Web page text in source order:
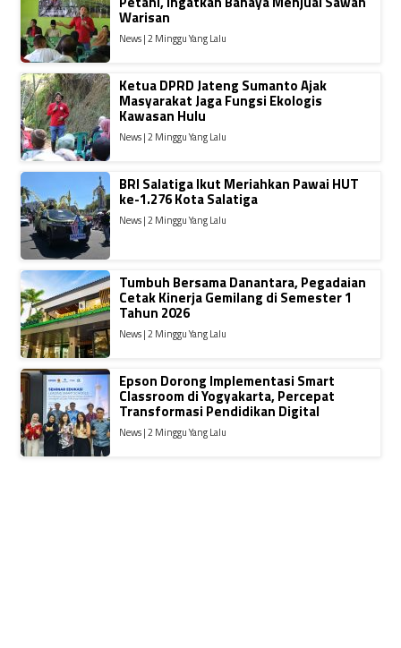
Warisan
News | 2 Minggu Yang Lalu
Ketua DPRD Jateng Sumanto Ajak
Masyarakat Jaga Fungsi Ekologis
Kawasan Hulu
News | 2 Minggu Yang Lalu
BRI Salatiga Ikut Meriahkan Pawai HUT
ke-1.276 Kota Salatiga
News | 2 Minggu Yang Lalu
Tumbuh Bersama Danantara, Pegadaian
Cetak Kinerja Gemilang di Semester 1
Tahun 2026
News | 2 Minggu Yang Lalu
Epson Dorong Implementasi Smart
Classroom di Yogyakarta, Percepat
Transformasi Pendidikan Digital
News | 2 Minggu Yang Lalu